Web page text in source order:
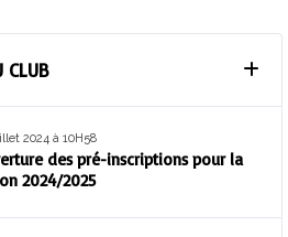
CLUB
2024 à 10H58
des pré-inscriptions pour la
2024/2025